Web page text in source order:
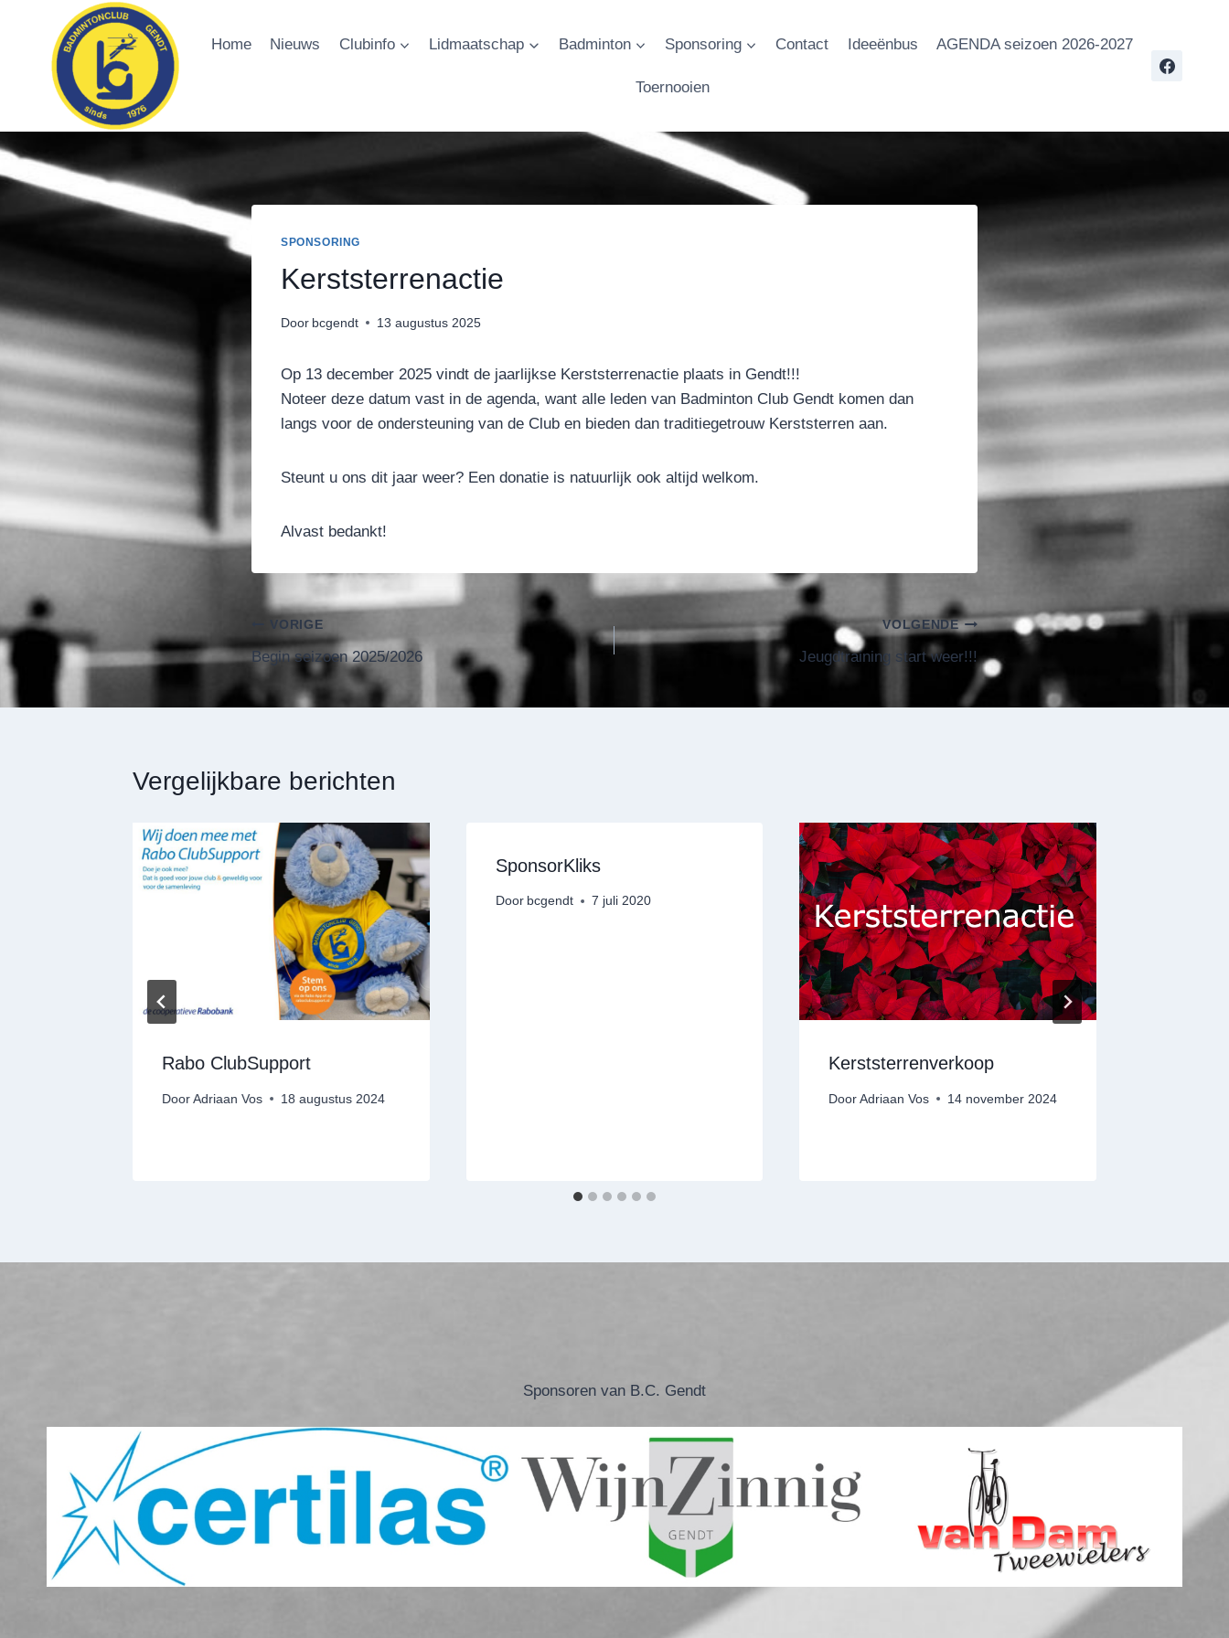
Home Nieuws Clubinfo Lidmaatschap Badminton Sponsoring Contact Ideeënbus AGENDA seizoen 2026-2027
Toernooien
SPONSORING
Kerststerrenactie
Door bcgendt 13 augustus 2025
Op 13 december 2025 vindt de jaarlijkse Kerststerrenactie plaats in Gendt!!!
Noteer deze datum vast in de agenda, want alle leden van Badminton Club Gendt komen dan
langs voor de ondersteuning van de Club en bieden dan traditiegetrouw Kerststerren aan.
Steunt u ons dit jaar weer? Een donatie is natuurlijk ook altijd welkom.
Alvast bedankt!
Bericht
navigatie
VORIGE
Begin seizoen 2025/2026
VOLGENDE
Jeugdtraining start weer!!!
Vergelijkbare berichten
Rabo ClubSupport
Door Adriaan Vos 18 augustus 2024
SponsorKliks
Door bcgendt 7 juli 2020
Kerststerrenverkoop
Door Adriaan Vos 14 november 2024
Sponsoren van B.C. Gendt